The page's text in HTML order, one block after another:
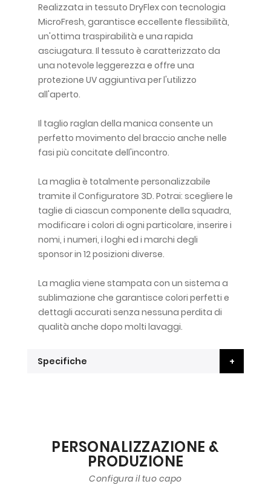
Realizzata in tessuto DryFlex con tecnologia
MicroFresh, garantisce eccellente flessibilità,
un'ottima traspirabilità e una rapida
asciugatura. Il tessuto è caratterizzato da
una notevole leggerezza e offre una
protezione UV aggiuntiva per l'utilizzo
all'aperto.
Il taglio raglan della manica consente un
perfetto movimento del braccio anche nelle
fasi più concitate dell'incontro.
La maglia è totalmente personalizzabile
tramite il Configuratore 3D. Potrai: scegliere le
taglie di ciascun componente della squadra,
modificare i colori di ogni particolare, inserire i
nomi, i numeri, i loghi ed i marchi degli
sponsor in 12 posizioni diverse.
La maglia viene stampata con un sistema a
sublimazione che garantisce colori perfetti e
dettagli accurati senza nessuna perdita di
qualità anche dopo molti lavaggi.
Specifiche
PERSONALIZZAZIONE &
PRODUZIONE
Configura il tuo capo